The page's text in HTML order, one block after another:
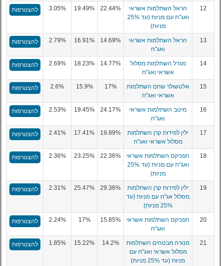
12
הראל השתלמות אשראי
ואג"ח עם מניות (עד 25%
מניות)
22.44%
19.49%
3.05% להצטרפות
13
הראל השתלמות אשראי
ואג"ח
14.69%
16.91%
2.79% להצטרפות
14
מגדל השתלמות מסלול
אשראי ואג"ח
14.77%
18.23%
2.69% להצטרפות
15
אלטשולר שחם השתלמות
אשראי ואג"ח
17%
15.9%
2.6% להצטרפות
16
מיטב השתלמות אשראי
ואג"ח
24.17%
19.45%
2.53% להצטרפות
17
ילין לפידות קרן השתלמות
מסלול אשראי ואג"ח
19.89%
17.41%
2.41% להצטרפות
18
הפניקס השתלמות אשראי
ואג"ח עם מניות (עד 25%
מניות)
22.36%
23.25%
2.36% להצטרפות
19
ילין לפידות קרן השתלמות
מסלול אג"ח עם מניות (עד
25% מניות)
29.36%
25.47%
2.31% להצטרפות
20
הפניקס השתלמות אשראי
ואג"ח
15.85%
17%
2.24% להצטרפות
21
מנורה מבטחים השתלמות
מסלול אשראי ואג"ח עם
מניות (עד 25% מניות)
14.2%
15.22%
1.85% להצטרפות